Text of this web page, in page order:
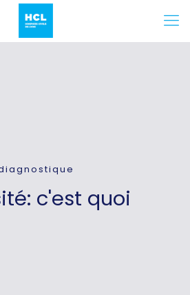
c'est quoi